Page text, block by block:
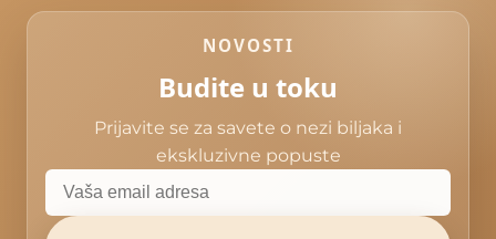
NOVOSTI
Budite u toku
Prijavite se za savete o nezi biljaka i
ekskluzivne popuste